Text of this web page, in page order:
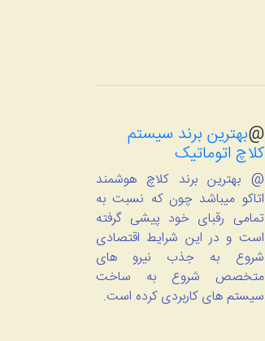
@بهترین برند سیستم
کلاچ اتوماتیک
@ بهترین برند کلاچ هوشمند
اتاکو میباشد چون که نسبت به
تمامی رقبای خود پیشی گرفته
است و در این شرایط اقتصادی
شروع به جذب نیرو های
متخصص شروع به ساخت
سیستم های کاربردی کرده است.